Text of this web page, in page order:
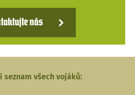
nás
seznam všech vojáků: